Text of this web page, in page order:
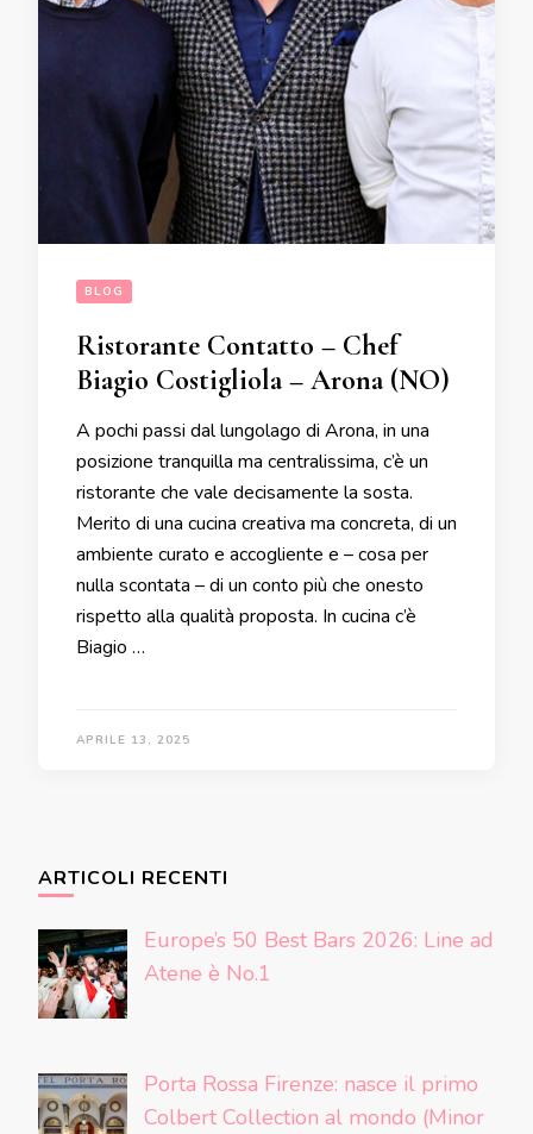
BLOG
Ristorante Contatto – Chef
Biagio Costigliola – Arona (NO)
A pochi passi dal lungolago di Arona, in una
posizione tranquilla ma centralissima, c’è un
ristorante che vale decisamente la sosta.
Merito di una cucina creativa ma concreta, di un
ambiente curato e accogliente e – cosa per
nulla scontata – di un conto più che onesto
rispetto alla qualità proposta. In cucina c’è
Biagio …
APRILE 13, 2025
ARTICOLI RECENTI
Europe’s 50 Best Bars 2026: Line ad
Atene è No.1
Porta Rossa Firenze: nasce il primo
Colbert Collection al mondo (Minor